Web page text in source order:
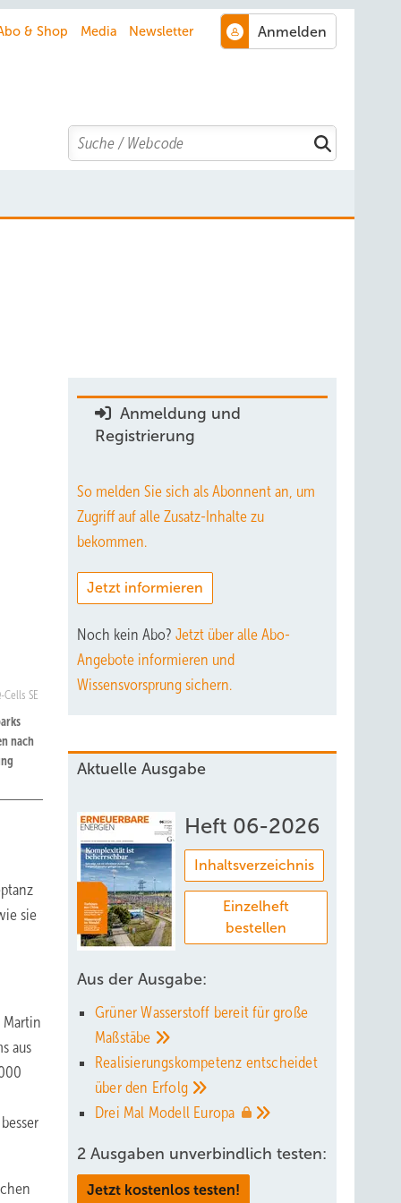
& Shop Media Newsletter
Search
Cells SE
nach
sie
aus
Anmeldung und
Registrierung
So melden Sie sich als Abonnent an, um
Zugriff auf alle Zusatz-Inhalte zu
bekommen.
Jetzt informieren
Noch kein Abo? Jetzt über alle Abo-
Angebote informieren und
Wissensvorsprung sichern.
Aktuelle Ausgabe
Heft 06-2026
Inhaltsverzeichnis
Einzelheft
bestellen
Aus der Ausgabe:
Grüner Wasserstoff bereit für große
Maßstäbe
Realisierungskompetenz entscheidet
über den Erfolg
Drei Mal Modell Europa
2 Ausgaben unverbindlich testen:
Jetzt kostenlos testen!